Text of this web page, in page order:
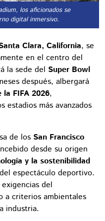
los aficionados se
digital inmersivo.
Clara, California, se
en el centro del
la sede del Super Bowl
después, albergará
la FIFA 2026,
estadios más avanzados
de los San Francisco
desde su origen
y la sostenibilidad
espectáculo deportivo.
del
a criterios ambientales
industria.